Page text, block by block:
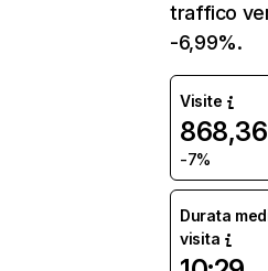
traffico
-6,99%.
Visite
-7%
Durata
visita